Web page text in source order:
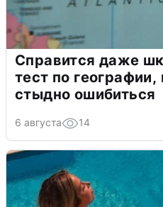
Справится даже
тест по
стыдно ошибиться
6 августа 14